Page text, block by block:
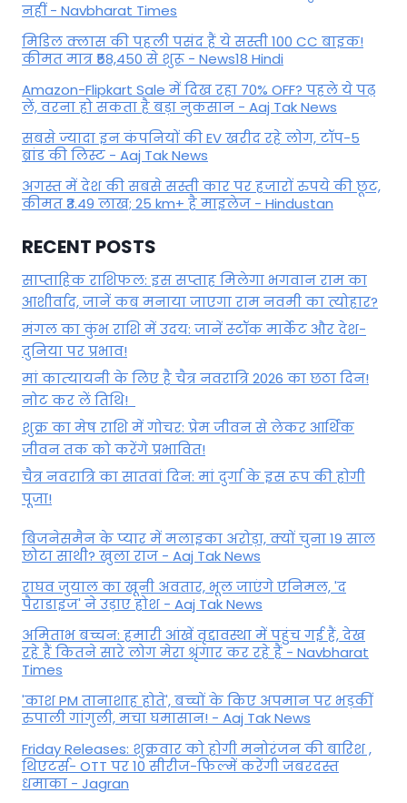
नहीं - Navbharat Times
मिडिल क्लास की पहली पसंद हैं ये सस्ती 100 CC बाइक!
कीमत मात्र ₹58,450 से शुरू - News18 Hindi
Amazon-Flipkart Sale में दिख रहा 70% OFF? पहले ये पढ़
लें, वरना हो सकता है बड़ा नुकसान - Aaj Tak News
सबसे ज्यादा इन कंपनियों की EV खरीद रहे लोग, टॉप-5
ब्रांड की लिस्ट - Aaj Tak News
अगस्त में देश की सबसे सस्ती कार पर हजारों रुपये की छूट,
कीमत ₹3.49 लाख; 25 km+ है माइलेज - Hindustan
RECENT POSTS
साप्ताहिक राशिफल: इस सप्ताह मिलेगा भगवान राम का
आशीर्वाद, जानें कब मनाया जाएगा राम नवमी का त्योहार?
मंगल का कुंभ राशि में उदय: जानें स्‍टॉक मार्केट और देश-
दुनिया पर प्रभाव!
मां कात्‍यायनी के लिए है चैत्र नवरात्रि 2026 का छठा दिन!
नोट कर लें तिथि!
शुक्र का मेष राशि में गोचर: प्रेम जीवन से लेकर आर्थिक
जीवन तक को करेंगे प्रभावित!
चैत्र नवरात्रि का सातवां दिन: मां दुर्गा के इस रूप की होगी
पूजा!
बिजनेसमैन के प्यार में मलाइका अरोड़ा, क्यों चुना 19 साल
छोटा साथी? खुला राज - Aaj Tak News
राघव जुयाल का खूनी अवतार, भूल जाएंगे एनिमल, 'द
पैराडाइज' ने उड़ाए होश - Aaj Tak News
अमिताभ बच्चन: हमारी आंखें वृद्दावस्था में पहुंच गई हैं, देख
रहे हैं कितने सारे लोग मेरा श्रृंगार कर रहे हैं - Navbharat
Times
'काश PM तानाशाह होते', बच्चों के किए अपमान पर भड़कीं
रुपाली गांगुली, मचा घमासान! - Aaj Tak News
Friday Releases: शुक्रवार को होगी मनोरंजन की बारिश ,
थिएटर्स- OTT पर 10 सीरीज-फिल्में करेंगी जबरदस्त
धमाका - Jagran